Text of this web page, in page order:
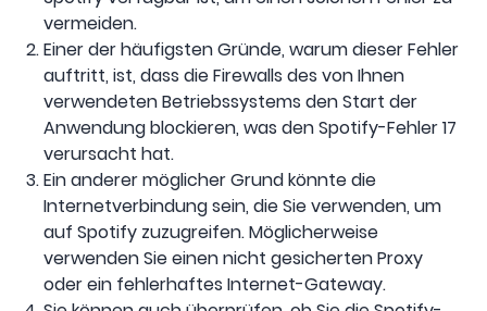
vermeiden.
Einer der häufigsten Gründe, warum dieser Fehler
auftritt, ist, dass die Firewalls des von Ihnen
verwendeten Betriebssystems den Start der
Anwendung blockieren, was den Spotify-Fehler 17
verursacht hat.
Ein anderer möglicher Grund könnte die
Internetverbindung sein, die Sie verwenden, um
auf Spotify zuzugreifen. Möglicherweise
verwenden Sie einen nicht gesicherten Proxy
oder ein fehlerhaftes Internet-Gateway.